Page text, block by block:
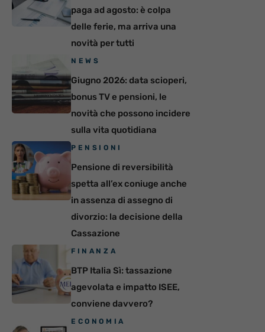
paga ad agosto: è colpa
delle ferie, ma arriva una
novità per tutti
NEWS
Giugno 2026: data scioperi,
bonus TV e pensioni, le
novità che possono incidere
sulla vita quotidiana
PENSIONI
Pensione di reversibilità
spetta all’ex coniuge anche
in assenza di assegno di
divorzio: la decisione della
Cassazione
FINANZA
BTP Italia Sì: tassazione
agevolata e impatto ISEE,
conviene davvero?
ECONOMIA